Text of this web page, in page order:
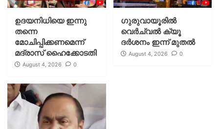
ഉദയനിധിയെ ഇന്നു
തന്നെ
മോചിപ്പിക്കണമെന്ന്
മദ്രാസ് ഹൈക്കോടതി
August 4, 2026 0
ഗുരുവായൂരില്‍
വെര്‍ച്വല്‍ ക്യൂ
ദര്‍ശനം ഇന്ന് മുതല്‍
August 4, 2026 0